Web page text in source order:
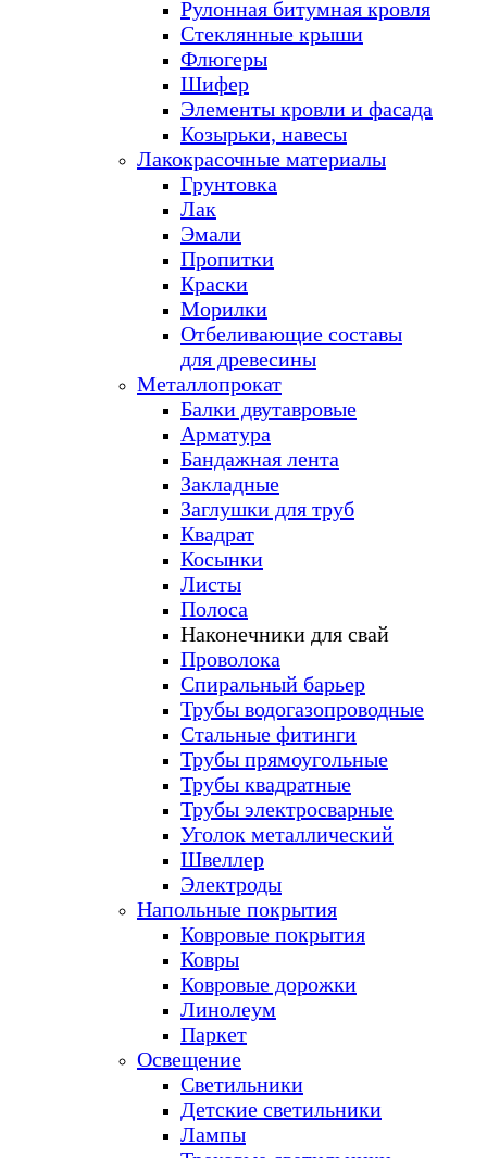
Рулонная битумная кровля
Стеклянные крыши
Флюгеры
Шифер
Элементы кровли и фасада
Козырьки, навесы
Лакокрасочные материалы
Грунтовка
Лак
Эмали
Пропитки
Краски
Морилки
Отбеливающие составы
для древесины
Металлопрокат
Балки двутавровые
Арматура
Бандажная лента
Закладные
Заглушки для труб
Квадрат
Косынки
Листы
Полоса
Наконечники для свай
Проволока
Спиральный барьер
Трубы водогазопроводные
Стальные фитинги
Трубы прямоугольные
Трубы квадратные
Трубы электросварные
Уголок металлический
Швеллер
Электроды
Напольные покрытия
Ковровые покрытия
Ковры
Ковровые дорожки
Линолеум
Паркет
Освещение
Светильники
Детские светильники
Лампы